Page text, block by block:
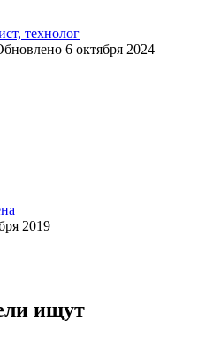
технолог
6 октября 2024
2019
ищут